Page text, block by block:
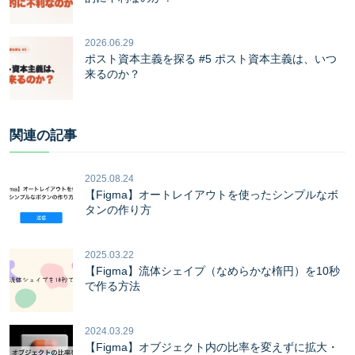
2026.06.29
ポスト資本主義を探る #5 ポスト資本主義は、いつ
来るのか？
関連の記事
2025.08.24
【Figma】オートレイアウトを使ったシンプルなボ
タンの作り方
2025.03.22
【Figma】流体シェイプ（なめらかな楕円）を10秒
で作る方法
2024.03.29
【Figma】オブジェクト内の比率を変えずに拡大・